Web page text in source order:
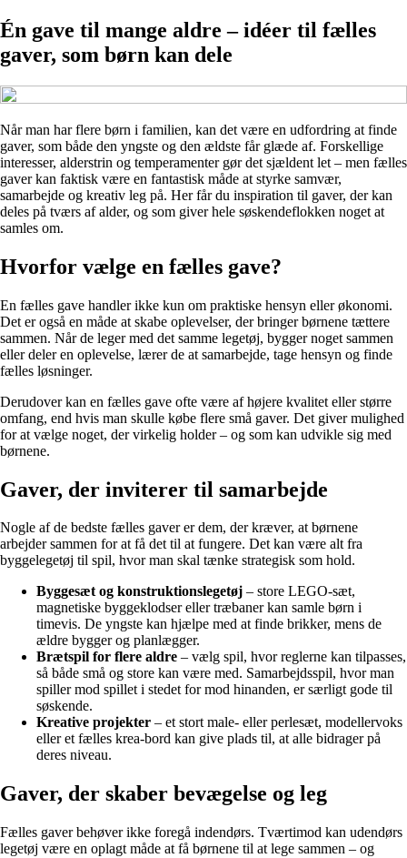
Én gave til mange aldre – idéer til fælles
gaver, som børn kan dele
Når man har flere børn i familien, kan det være en udfordring at finde
gaver, som både den yngste og den ældste får glæde af. Forskellige
interesser, alderstrin og temperamenter gør det sjældent let – men fælles
gaver kan faktisk være en fantastisk måde at styrke samvær,
samarbejde og kreativ leg på. Her får du inspiration til gaver, der kan
deles på tværs af alder, og som giver hele søskendeflokken noget at
samles om.
Hvorfor vælge en fælles gave?
En fælles gave handler ikke kun om praktiske hensyn eller økonomi.
Det er også en måde at skabe oplevelser, der bringer børnene tættere
sammen. Når de leger med det samme legetøj, bygger noget sammen
eller deler en oplevelse, lærer de at samarbejde, tage hensyn og finde
fælles løsninger.
Derudover kan en fælles gave ofte være af højere kvalitet eller større
omfang, end hvis man skulle købe flere små gaver. Det giver mulighed
for at vælge noget, der virkelig holder – og som kan udvikle sig med
børnene.
Gaver, der inviterer til samarbejde
Nogle af de bedste fælles gaver er dem, der kræver, at børnene
arbejder sammen for at få det til at fungere. Det kan være alt fra
byggelegetøj til spil, hvor man skal tænke strategisk som hold.
Byggesæt og konstruktionslegetøj – store LEGO-sæt,
magnetiske byggeklodser eller træbaner kan samle børn i
timevis. De yngste kan hjælpe med at finde brikker, mens de
ældre bygger og planlægger.
Brætspil for flere aldre – vælg spil, hvor reglerne kan tilpasses,
så både små og store kan være med. Samarbejdsspil, hvor man
spiller mod spillet i stedet for mod hinanden, er særligt gode til
søskende.
Kreative projekter – et stort male- eller perlesæt, modellervoks
eller et fælles krea-bord kan give plads til, at alle bidrager på
deres niveau.
Gaver, der skaber bevægelse og leg
Fælles gaver behøver ikke foregå indendørs. Tværtimod kan udendørs
legetøj være en oplagt måde at få børnene til at lege sammen – og